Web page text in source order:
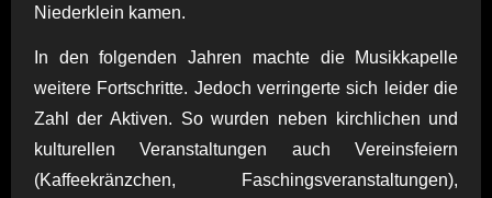
Niederklein kamen.
In den folgenden Jahren machte die Musikkapelle
weitere Fortschritte. Jedoch verringerte sich leider die
Zahl der Aktiven. So wurden neben kirchlichen und
kulturellen Veranstaltungen auch Vereinsfeiern
(Kaffeekränzchen, Faschingsveranstaltungen),